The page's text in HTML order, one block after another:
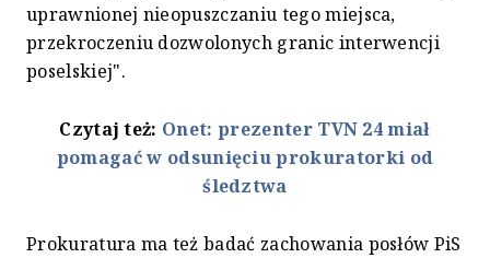
uprawnionej nieopuszczaniu tego miejsca,
przekroczeniu dozwolonych granic interwencji
poselskiej".
Czytaj też: Onet: prezenter TVN 24 miał
pomagać w odsunięciu prokuratorki od
śledztwa
Prokuratura ma też badać zachowania posłów PiS